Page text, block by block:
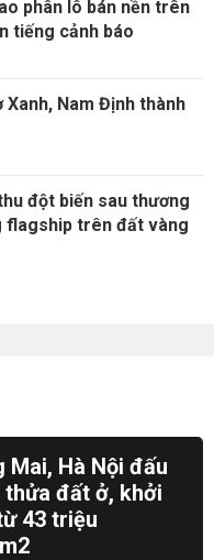
phân lô bán nền trên
tiếng cảnh báo
Xanh, Nam Định thành
đột biến sau thương
flagship trên đất vàng
Mai, Hà Nội đấu
thửa đất ở, khởi
43 triệu